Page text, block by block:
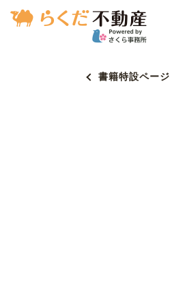
書籍特設ペー